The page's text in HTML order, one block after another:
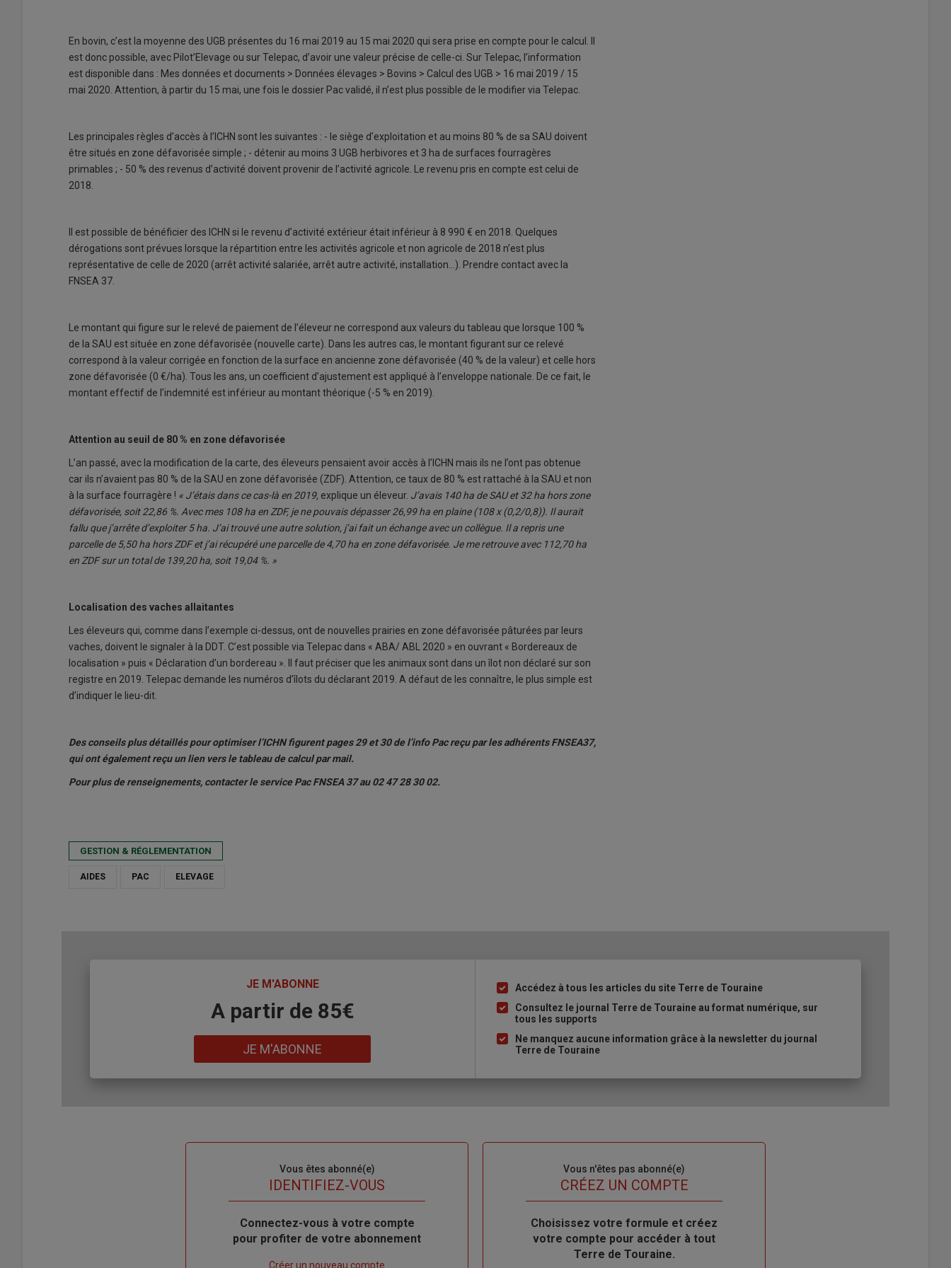
En bovin, c’est la moyenne des UGB présentes du 16 mai 2019 au 15 mai 2020 qui sera prise en compte pour le calcul. Il
est donc possible, avec Pilot’Elevage ou sur Telepac, d’avoir une valeur précise de celle-ci. Sur Telepac, l’information
est disponible dans : Mes données et documents > Données élevages > Bovins > Calcul des UGB > 16 mai 2019 / 15
mai 2020. Attention, à partir du 15 mai, une fois le dossier Pac validé, il n’est plus possible de le modifier via Telepac.
Les principales règles d’accès à l’ICHN sont les suivantes : - le siège d’exploitation et au moins 80 % de sa SAU doivent
être situés en zone défavorisée simple ; - détenir au moins 3 UGB herbivores et 3 ha de surfaces fourragères
primables ; - 50 % des revenus d’activité doivent provenir de l’activité agricole. Le revenu pris en compte est celui de
2018.
Il est possible de bénéficier des ICHN si le revenu d’activité extérieur était inférieur à 8 990 € en 2018. Quelques
dérogations sont prévues lorsque la répartition entre les activités agricole et non agricole de 2018 n’est plus
représentative de celle de 2020 (arrêt activité salariée, arrêt autre activité, installation…). Prendre contact avec la
FNSEA 37.
Le montant qui figure sur le relevé de paiement de l’éleveur ne correspond aux valeurs du tableau que lorsque 100 %
de la SAU est située en zone défavorisée (nouvelle carte). Dans les autres cas, le montant figurant sur ce relevé
correspond à la valeur corrigée en fonction de la surface en ancienne zone défavorisée (40 % de la valeur) et celle hors
zone défavorisée (0 €/ha). Tous les ans, un coefficient d’ajustement est appliqué à l’enveloppe nationale. De ce fait, le
montant effectif de l’indemnité est inférieur au montant théorique (-5 % en 2019).
Attention au seuil de 80 % en zone défavorisée
L’an passé, avec la modification de la carte, des éleveurs pensaient avoir accès à l’ICHN mais ils ne l’ont pas obtenue
car ils n’avaient pas 80 % de la SAU en zone défavorisée (ZDF). Attention, ce taux de 80 % est rattaché à la SAU et non
à la surface fourragère ! « J’étais dans ce cas-là en 2019, explique un éleveur. J’avais 140 ha de SAU et 32 ha hors zone
défavorisée, soit 22,86 %. Avec mes 108 ha en ZDF, je ne pouvais dépasser 26,99 ha en plaine (108 x (0,2/0,8)). Il aurait
fallu que j’arrête d’exploiter 5 ha. J’ai trouvé une autre solution, j’ai fait un échange avec un collègue. Il a repris une
parcelle de 5,50 ha hors ZDF et j’ai récupéré une parcelle de 4,70 ha en zone défavorisée. Je me retrouve avec 112,70 ha
en ZDF sur un total de 139,20 ha, soit 19,04 %. »
Localisation des vaches allaitantes
Les éleveurs qui, comme dans l’exemple ci-dessus, ont de nouvelles prairies en zone défavorisée pâturées par leurs
vaches, doivent le signaler à la DDT. C’est possible via Telepac dans « ABA/ ABL 2020 » en ouvrant « Bordereaux de
localisation » puis « Déclaration d’un bordereau ». Il faut préciser que les animaux sont dans un îlot non déclaré sur son
registre en 2019. Telepac demande les numéros d’îlots du déclarant 2019. A défaut de les connaître, le plus simple est
d’indiquer le lieu-dit.
Des conseils plus détaillés pour optimiser l’ICHN figurent pages 29 et 30 de l’info Pac reçu par les adhérents FNSEA37,
qui ont également reçu un lien vers le tableau de calcul par mail.
Pour plus de renseignements, contacter le service Pac FNSEA 37 au 02 47 28 30 02.
GESTION & RÉGLEMENTATION
AIDES PAC ELEVAGE
JE M'ABONNE
A partir de 85€
JE M'ABONNE
Liste
à
puce
Accédez à tous les articles du site Terre de Touraine
Consultez le journal Terre de Touraine au format numérique, sur
tous les supports
Ne manquez aucune information grâce à la newsletter du journal
Terre de Touraine
Vous êtes abonné(e)
IDENTIFIEZ-VOUS
Body
Connectez-vous à votre compte
pour profiter de votre abonnement
Créer un nouveau compte
Vous n'êtes pas abonné(e)
TITRECRÉEZ UN COMPTE
Body
Choisissez votre formule et créez
votre compte pour accéder à tout
Terre de Touraine.